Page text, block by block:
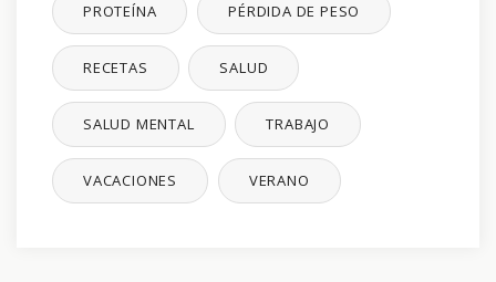
PROTEÍNA PÉRDIDA DE PESO
RECETAS SALUD
SALUD MENTAL TRABAJO
VACACIONES VERANO